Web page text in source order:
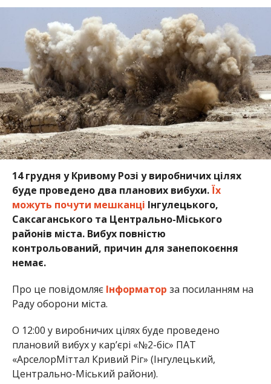
14 грудня у Кривому Розі у виробничих цілях
буде проведено два планових вибухи.Їх
можуть почути мешканці Інгулецького,
Саксаганського та Центрально-Міського
районів міста. Вибух повністю
контрольований, причин для занепокоєння
немає.
Про це повідомляє Інформатор за посиланням на
Раду оборони міста.
О 12:00 у виробничих цілях буде проведено
плановий вибух у кар’єрі «№2-біс» ПАТ
«АрселорМіттал Кривий Ріг» (Інгулецький,
Центрально-Міський райони).